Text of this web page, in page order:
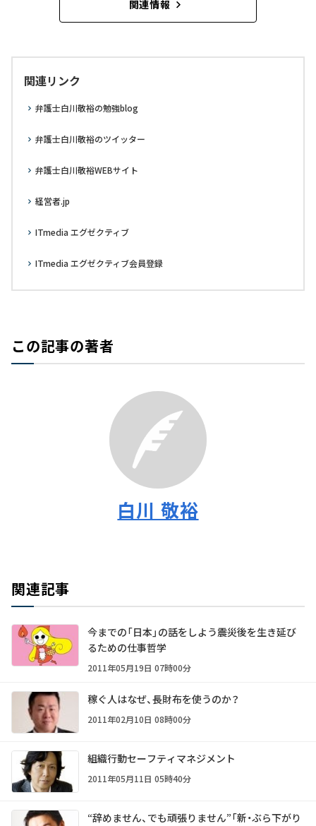
関連情報
関連リンク
弁護士白川敬裕の勉強blog
弁護士白川敬裕のツイッター
弁護士白川敬裕WEBサイト
経営者.jp
ITmedia エグゼクティブ
ITmedia エグゼクティブ会員登録
この記事の著者
白川 敬裕
関連記事
今までの「日本」の話をしよう――震災後を生き延び
るための仕事哲学
2011年05月19日 07時00分
稼ぐ人はなぜ、長財布を使うのか？
2011年02月10日 08時00分
組織行動セーフティマネジメント
2011年05月11日 05時40分
“辞めません、でも頑張りません”「新・ぶら下がり